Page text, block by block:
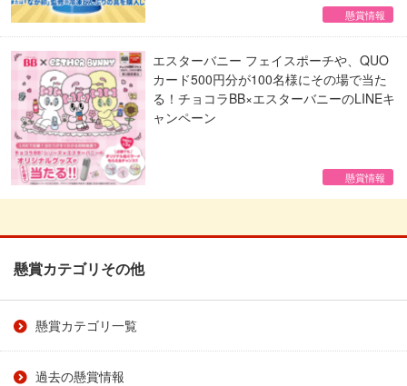
懸賞情報
エスターバニー フェイスポーチや、QUO
カード500円分が100名様にその場で当た
る！チョコラBB×エスターバニーのLINEキ
ャンペーン
懸賞情報
懸賞カテゴリその他
懸賞カテゴリ一覧
過去の懸賞情報